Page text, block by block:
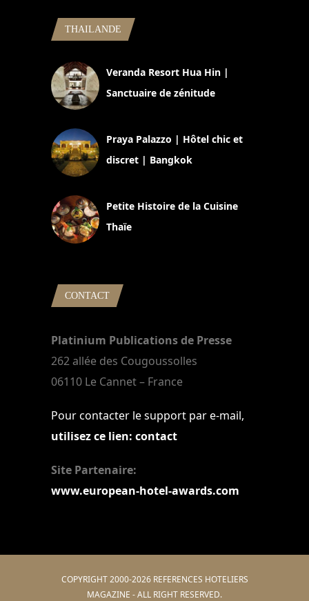
THAILANDE
Veranda Resort Hua Hin |
Sanctuaire de zénitude
Praya Palazzo | Hôtel chic et
discret | Bangkok
Petite Histoire de la Cuisine
Thaïe
CONTACT
Platinium Publications de Presse
262 allée des Cougoussolles
06110 Le Cannet – France
Pour contacter le support par e-mail,
utilisez ce lien: contact
Site Partenaire:
www.european-hotel-awards.com
COPYRIGHT 2000-2026 REFERENCES HOTELIERS
MAGAZINE - ALL RIGHT RESERVED.